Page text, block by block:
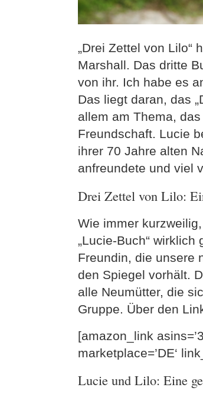
„Drei Zettel von Lilo“
Marshall. Das dritte
von ihr. Ich habe es
Das liegt daran, das
allem am Thema,
Freundschaft. Lucie
ihrer 70 Jahre alten
anfreundete und viel
Drei Zettel von Lilo:
Wie immer
„Lucie-Buch“
Freundin, die unsere
den Spiegel vorhält.
alle Neumütter, die
Gruppe. Über den
[amazon_link
marketplace=’DE‘
Lucie und Lilo: Eine